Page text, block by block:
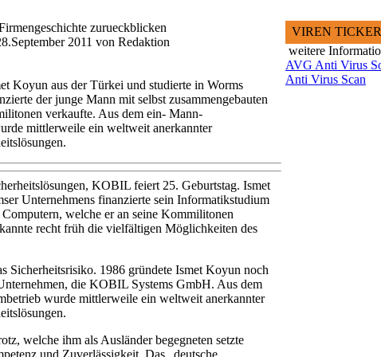
zurueckblicken
2011 von Redaktion
Koyun aus der Türkei und studierte in Worms
der junge Mann mit selbst zusammengebauten
verkaufte. Aus dem ein- Mann-
mittlerweile ein weltweit anerkannter
KOBIL feiert 25. Geburtstag. Ismet
Unternehmens finanzierte sein Informatikstudium
Computern, welche er an seine Kommilitonen
recht früh die vielfältigen Möglichkeiten des
Sicherheitsrisiko. 1986 gründete Ismet Koyun noch
die KOBIL Systems GmbH. Aus dem
wurde mittlerweile ein weltweit anerkannter
welche ihm als Ausländer begegneten setzte
und Zuverlässigkeit. Das „deutsche
VIREN TICKER
weitere
AVG Anti Virus
Anti Virus Scan